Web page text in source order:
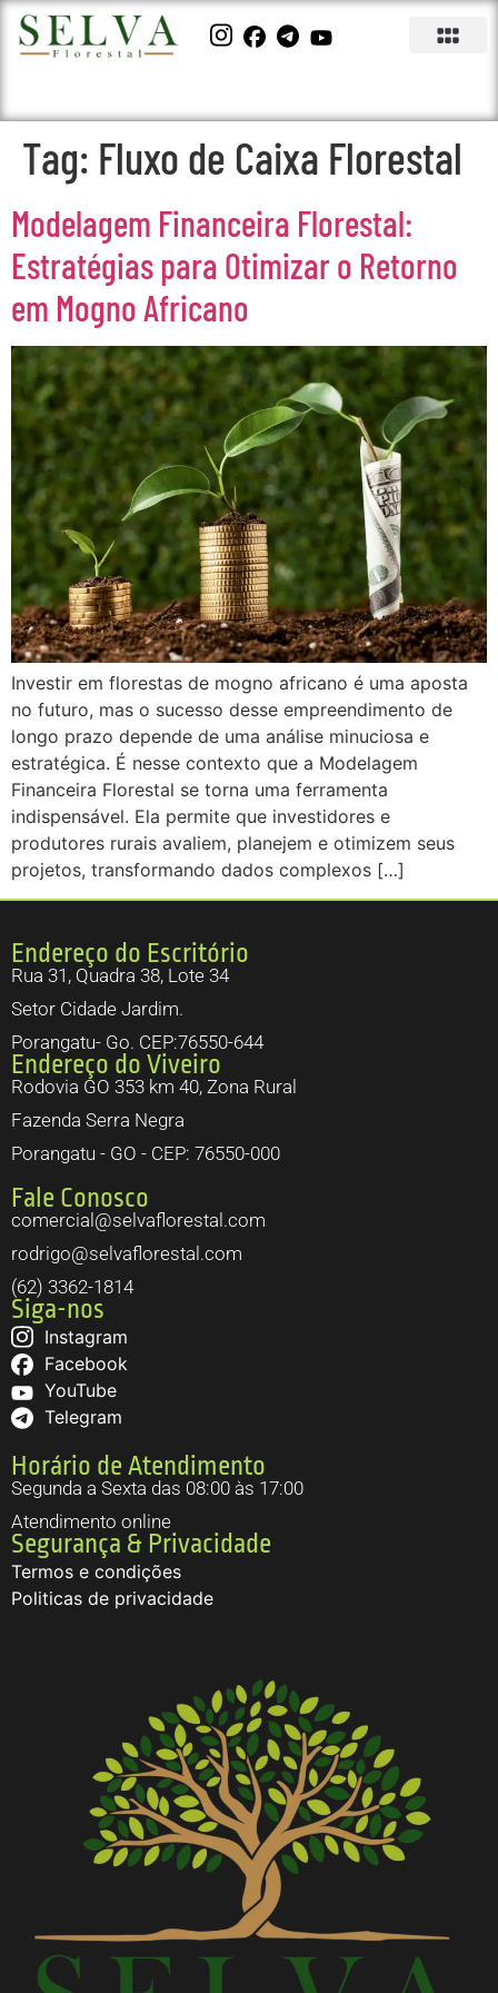
Tag: Fluxo de Caixa Florestal
Modelagem Financeira Florestal:
Estratégias para Otimizar o Retorno
em Mogno Africano
Investir em florestas de mogno africano é uma aposta
no futuro, mas o sucesso desse empreendimento de
longo prazo depende de uma análise minuciosa e
estratégica. É nesse contexto que a Modelagem
Financeira Florestal se torna uma ferramenta
indispensável. Ela permite que investidores e
produtores rurais avaliem, planejem e otimizem seus
projetos, transformando dados complexos […]
Endereço do Escritório
Rua 31, Quadra 38, Lote 34
Setor Cidade Jardim.
Porangatu- Go. CEP:76550-644
Endereço do Viveiro
Rodovia GO 353 km 40, Zona Rural
Fazenda Serra Negra
Porangatu - GO - CEP: 76550-000
Fale Conosco
comercial@selvaflorestal.com
rodrigo@selvaflorestal.com
(62) 3362-1814
Siga-nos
Instagram
Facebook
YouTube
Telegram
Horário de Atendimento
Segunda a Sexta das 08:00 às 17:00
Atendimento online
Segurança & Privacidade
Termos e condições
Politicas de privacidade